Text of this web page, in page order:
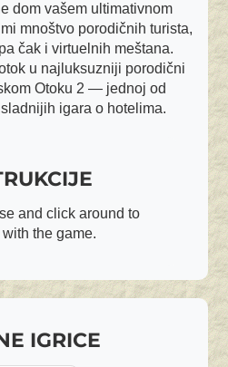
dom vašem ultimativnom
mnoštvo porodičnih turista,
čak i virtuelnih meštana.
u najluksuzniji porodični
Otoku 2 — jednoj od
igara o hotelima.
and click around to
the game.
IGRICE